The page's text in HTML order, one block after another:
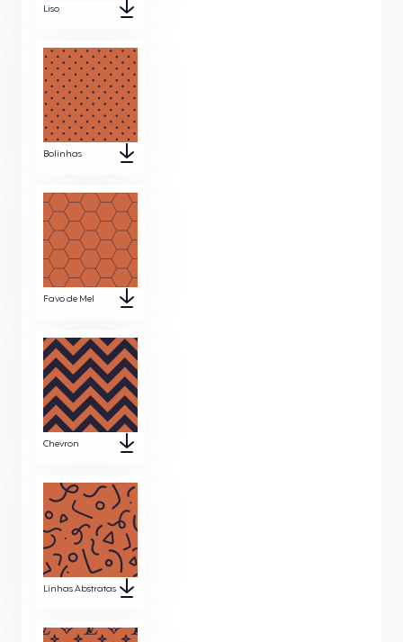
Liso
Bolinhas
Favo de Mel
Chevron
Linhas Abstratas